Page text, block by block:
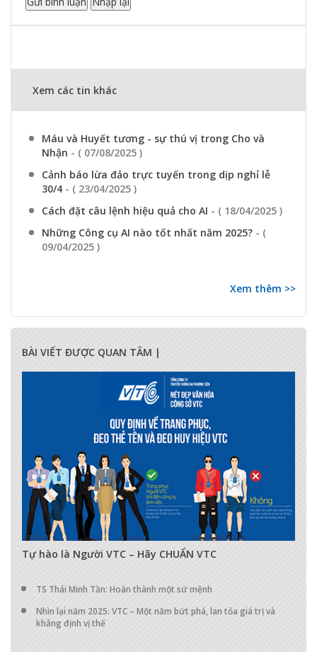
Xem các tin khác
Máu và Huyết tương - sự thú vị trong Cho và
Nhận - ( 07/08/2025 )
Cảnh báo lừa đảo trực tuyến trong dịp nghỉ lễ
30/4 - ( 23/04/2025 )
Cách đặt câu lệnh hiệu quả cho AI - ( 18/04/2025 )
Những Công cụ AI nào tốt nhất năm 2025? - (
09/04/2025 )
Xem thêm >>
BÀI VIẾT ĐƯỢC QUAN TÂM |
Tự hào là Người VTC – Hãy CHUẨN VTC
TS Thái Minh Tần: Hoàn thành một sứ mệnh
Nhìn lại năm 2025: VTC – Một năm bứt phá, lan tỏa giá trị và
khẳng định vị thế